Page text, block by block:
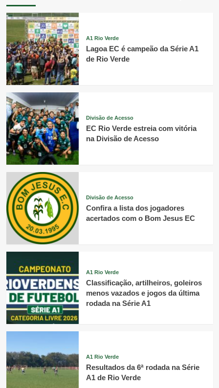
A1 Rio Verde
Lagoa EC é campeão da Série A1
de Rio Verde
Divisão de Acesso
EC Rio Verde estreia com vitória
na Divisão de Acesso
Divisão de Acesso
Confira a lista dos jogadores
acertados com o Bom Jesus EC
A1 Rio Verde
Classificação, artilheiros, goleiros
menos vazados e jogos da última
rodada na Série A1
A1 Rio Verde
Resultados da 6ª rodada na Série
A1 de Rio Verde